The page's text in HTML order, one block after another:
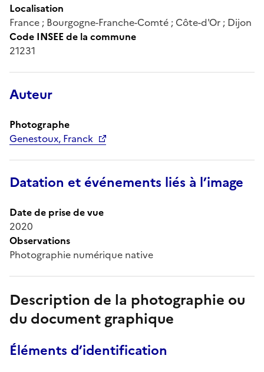
Localisation
France ; Bourgogne-Franche-Comté ; Côte-d'Or ; Dijon
Code INSEE de la commune
21231
Auteur
Photographe
Genestoux, Franck
Datation et événements liés à l’image
Date de prise de vue
2020
Observations
Photographie numérique native
Description de la photographie ou
du document graphique
Éléments d’identification